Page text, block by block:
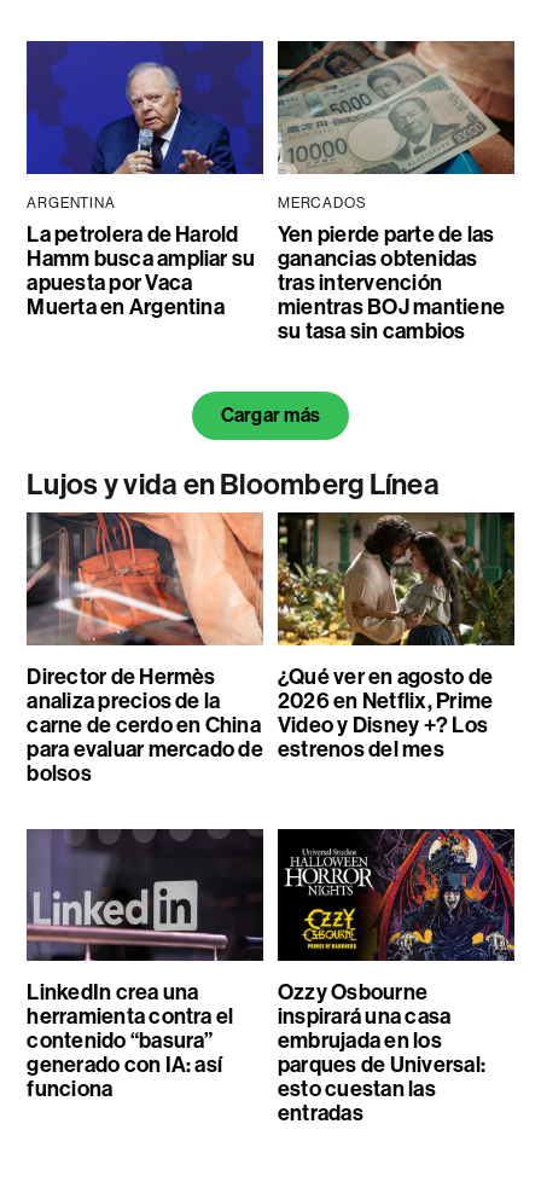
ARGENTINA
La petrolera de Harold
Hamm busca ampliar su
apuesta por Vaca
Muerta en Argentina
MERCADOS
Yen pierde parte de las
ganancias obtenidas
tras intervención
mientras BOJ mantiene
su tasa sin cambios
Cargar más
Lujos y vida en Bloomberg Línea
Director de Hermès
analiza precios de la
carne de cerdo en China
para evaluar mercado de
bolsos
¿Qué ver en agosto de
2026 en Netflix, Prime
Video y Disney +? Los
estrenos del mes
LinkedIn crea una
herramienta contra el
contenido “basura”
generado con IA: así
funciona
Ozzy Osbourne
inspirará una casa
embrujada en los
parques de Universal:
esto cuestan las
entradas